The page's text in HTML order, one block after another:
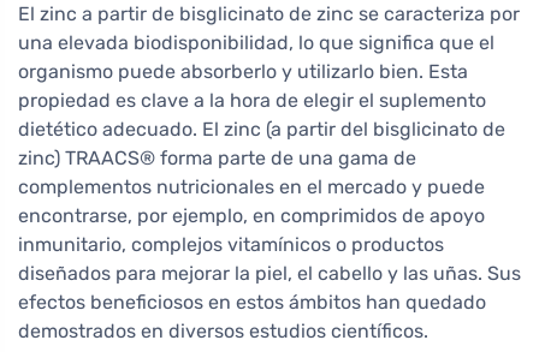
El zinc a partir de bisglicinato de zinc se caracteriza por
una elevada biodisponibilidad, lo que significa que el
organismo puede absorberlo y utilizarlo bien. Esta
propiedad es clave a la hora de elegir el suplemento
dietético adecuado. El zinc (a partir del bisglicinato de
zinc) TRAACS® forma parte de una gama de
complementos nutricionales en el mercado y puede
encontrarse, por ejemplo, en comprimidos de apoyo
inmunitario, complejos vitamínicos o productos
diseñados para mejorar la piel, el cabello y las uñas. Sus
efectos beneficiosos en estos ámbitos han quedado
demostrados en diversos estudios científicos.